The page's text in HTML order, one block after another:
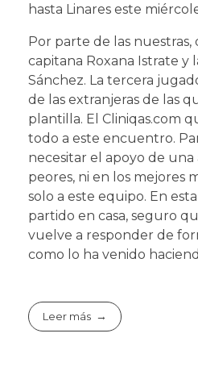
hasta Linares este
Por parte de las nuestras,
capitana Roxana Istrate y
Sánchez. La tercera
de las extranjeras de las
plantilla. El Cliniqas.com
todo a este encuentro.
necesitar el apoyo de
peores, ni en los mejores
solo a este equipo. En
partido en casa, seguro
vuelve a responder de
como lo ha venido
Leer más